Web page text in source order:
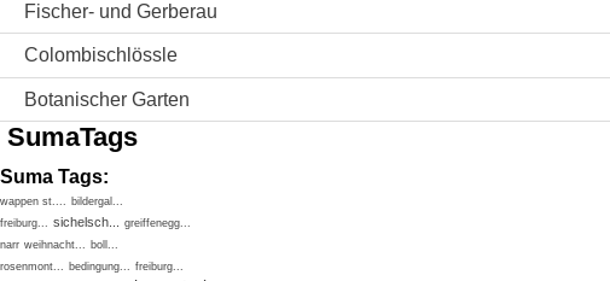
Fischer- und Gerberau
Colombischlössle
Botanischer Garten
SumaTags
Suma Tags:
wappen st.... bildergal...
freiburg... sichelsch...
greiffenegg...
narr weihnacht... boll...
rosenmont... bedingung... freiburg...